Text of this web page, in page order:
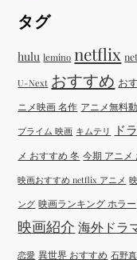
タグ
hulu lemino netflix
U-Next おすすめ お
ニメ映画 名作 アニメ無料
プライム 映画 キムテリ ド
メ おすすめ 冬 今期 アニメ
映画おすすめ netflix アニメ
ング 映画ランキング ホラー
映画紹介 海外ドラ
恋愛 異世界 おすすめ 石野